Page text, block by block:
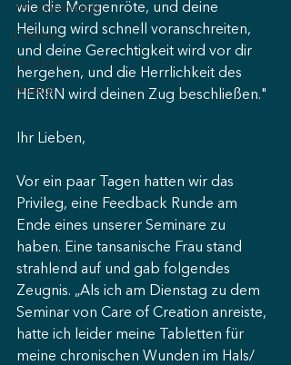
TPL Unterstützt
Erlebtes
Prophetien
Predigt
wie die Morgenröte, und deine
Heilung wird schnell voranschreiten,
und deine Gerechtigkeit wird vor dir
hergehen, und die Herrlichkeit des
HERRN wird deinen Zug beschließen."
Ihr Lieben,
Vor ein paar Tagen hatten wir das
Privileg, eine Feedback Runde am
Ende eines unserer Seminare zu
haben. Eine tansanische Frau stand
strahlend auf und gab folgendes
Zeugnis. „Als ich am Dienstag zu dem
Seminar von Care of Creation anreiste,
hatte ich leider meine Tabletten für
meine chronischen Wunden im Hals/